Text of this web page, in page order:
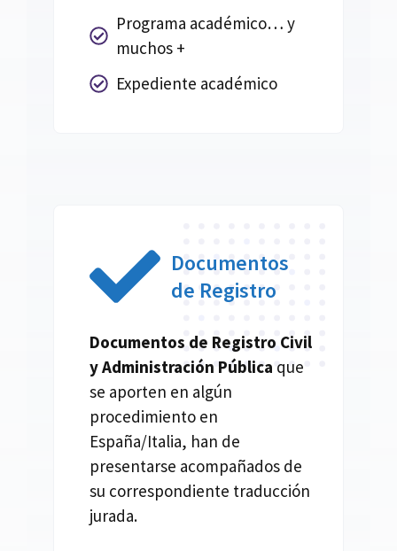
Programa académico… y
muchos +
Expediente académico
Documentos
de Registro
Documentos de Registro Civil
y Administración Pública que
se aporten en algún
procedimiento en
España/Italia, han de
presentarse acompañados de
su correspondiente traducción
jurada.